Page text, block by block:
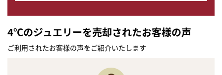
4℃のジュエリーを売却されたお客様の声
ご利用されたお客様の声をご紹介いたします